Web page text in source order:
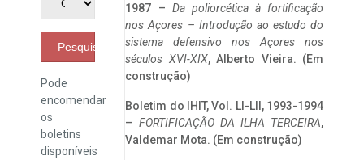
Pesquisar
Pode
encomendar
os
boletins
disponíveis
1987 – Da poliorcética à fortificação
nos Açores – Introdução ao estudo do
sistema defensivo nos Açores nos
séculos XVI-XIX, Alberto Vieira. (Em
construção)
Boletim do IHIT, Vol. LI-LII, 1993-1994
– FORTIFICAÇÃO DA ILHA TERCEIRA,
Valdemar Mota. (Em construção)